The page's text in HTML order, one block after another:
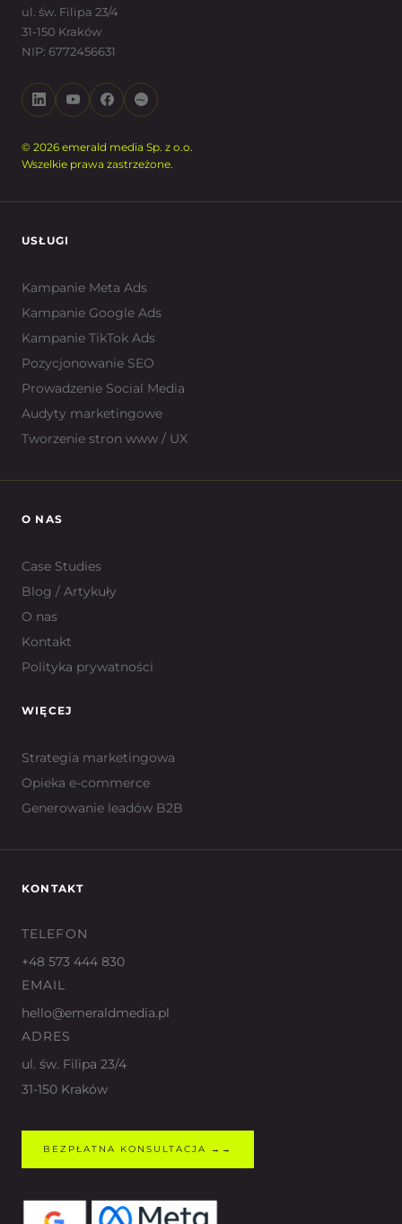
ul. św. Filipa 23/4
31-150 Kraków
NIP: 6772456631
© 2026 emerald media Sp. z o.o.
Wszelkie prawa zastrzeżone.
USŁUGI
Kampanie Meta Ads
Kampanie Google Ads
Kampanie TikTok Ads
Pozycjonowanie SEO
Prowadzenie Social Media
Audyty marketingowe
Tworzenie stron www / UX
O NAS
Case Studies
Blog / Artykuły
O nas
Kontakt
Polityka prywatności
WIĘCEJ
Strategia marketingowa
Opieka e-commerce
Generowanie leadów B2B
KONTAKT
TELEFON
+48 573 444 830
EMAIL
hello@emeraldmedia.pl
ADRES
ul. św. Filipa 23/4
31-150 Kraków
BEZPŁATNA KONSULTACJA →